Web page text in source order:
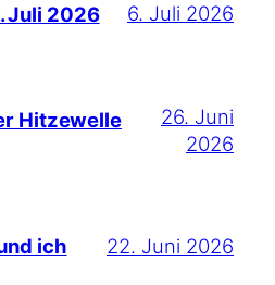
Juli 2026 6. Juli 2026
Hitzewelle
26. Juni
2026
ich 22. Juni 2026